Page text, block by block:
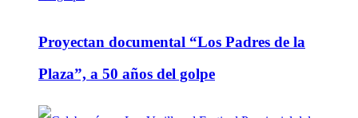
Proyectan documental “Los Padres de la
Plaza”, a 50 años del golpe